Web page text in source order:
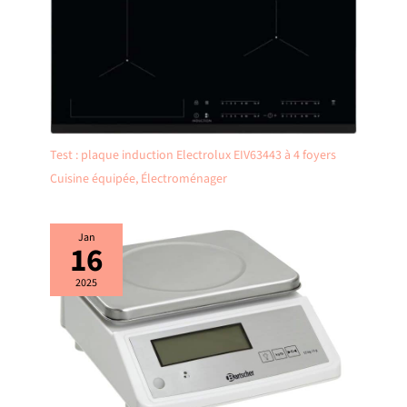
Test : plaque induction Electrolux EIV63443 à 4 foyers
Cuisine équipée, Électroménager
Jan
16
2025